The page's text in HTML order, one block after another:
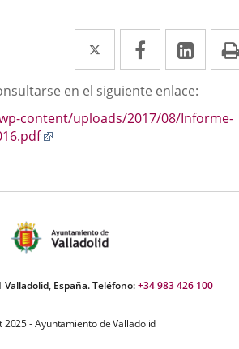
Twitter
Enlace
a
una
aplicación
Facebook
Enlace
a
una
aplicación
a
una
en el siguiente enlace:
content/uploads/2017/08/Informe-
aplicación
Valladolid, España. Teléfono:+34 983 426 100
2025 - Ayuntamiento de Valladolid